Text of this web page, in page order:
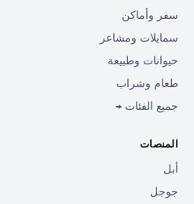
سفر وأماكن
سمايلات ومشاعر
حيوانات وطبيعة
طعام وشراب
جميع الفئات →
المنصات
أبل
جوجل